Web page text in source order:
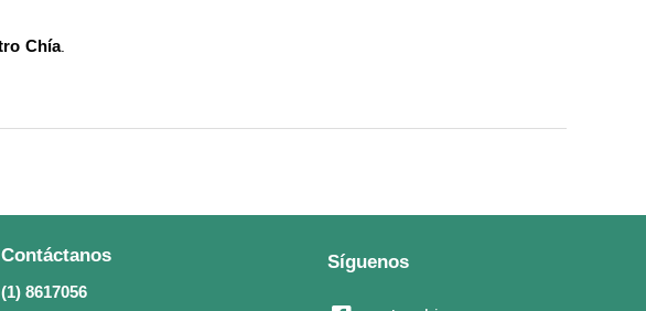
Chía.
Contáctanos
(1) 8617056
Síguenos